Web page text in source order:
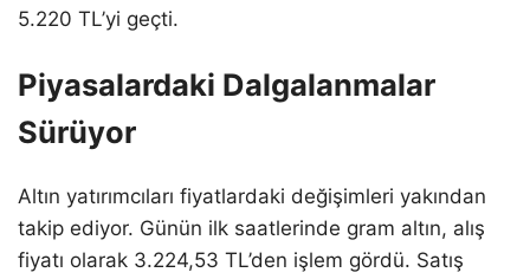
5.220 TL’yi geçti.
Piyasalardaki Dalgalanmalar
Sürüyor
Altın yatırımcıları fiyatlardaki değişimleri yakından
takip ediyor. Günün ilk saatlerinde gram altın, alış
fiyatı olarak 3.224,53 TL’den işlem gördü. Satış